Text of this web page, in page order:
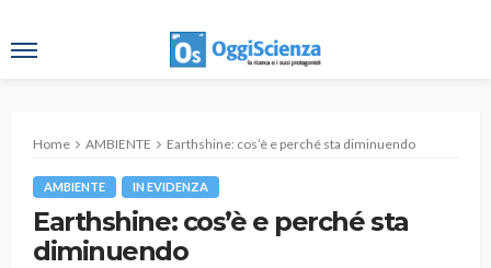
Home AMBIENTE Earthshine: cos’è e perché sta diminuendo
AMBIENTE IN EVIDENZA
Earthshine: cos’è e perché sta
diminuendo